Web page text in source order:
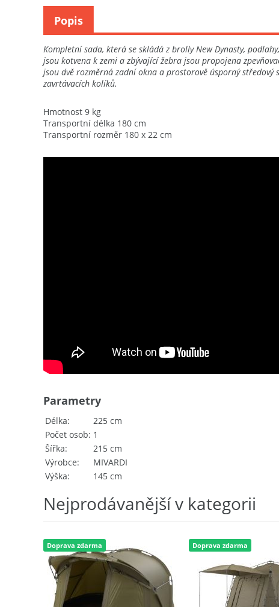
Kompletní sada, která se skládá z brolly New Dynasty,
jsou kotvena k zemi a zbývající žebra jsou propojena
jsou dvě rozměrná zadní okna a prostorově úsporný
zavrtávacích kolíků.
Hmotnost 9 kg
Transportní délka 180 cm
Transportní rozměr 180 x 22 cm
Délka
225 cm
Počet osob 1
Šířka
215 cm
Výrobce
MIVARDI
Výška
145 cm
Parametry
Popis
Nejprodávanější v kategorii
Doprava zdarma Doprava zdarma